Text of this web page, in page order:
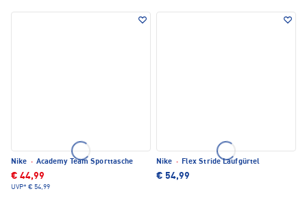
Nike · Academy Team Sporttasche
€ 44,99
UVP* € 54,99
Nike · Flex Stride Laufgürtel
€ 54,99